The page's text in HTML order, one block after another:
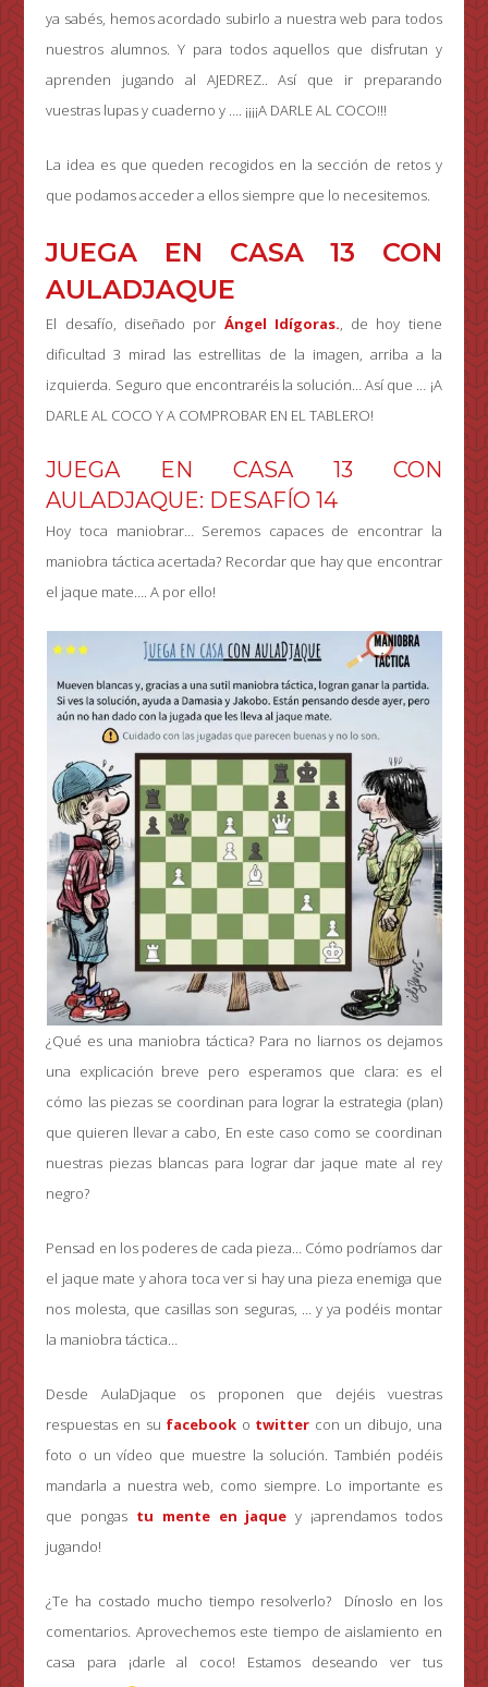
ya sabés, hemos acordado subirlo a nuestra web para todos
nuestros alumnos. Y para todos aquellos que disfrutan y
aprenden jugando al AJEDREZ.. Así que ir preparando
vuestras lupas y cuaderno y …. ¡¡¡¡A DARLE AL COCO!!!
La idea es que queden recogidos en la sección de retos y
que podamos acceder a ellos siempre que lo necesitemos.
JUEGA EN CASA 13 CON
AULADJAQUE
El desafío, diseñado por Ángel Idígoras., de hoy tiene
dificultad 3 mirad las estrellitas de la imagen, arriba a la
izquierda. Seguro que encontraréis la solución… Así que … ¡A
DARLE AL COCO Y A COMPROBAR EN EL TABLERO!
JUEGA EN CASA 13 CON
AULADJAQUE: DESAFÍO 14
Hoy toca maniobrar… Seremos capaces de encontrar la
maniobra táctica acertada? Recordar que hay que encontrar
el jaque mate…. A por ello!
¿Qué es una maniobra táctica? Para no liarnos os dejamos
una explicación breve pero esperamos que clara: es el
cómo las piezas se coordinan para lograr la estrategia (plan)
que quieren llevar a cabo, En este caso como se coordinan
nuestras piezas blancas para lograr dar jaque mate al rey
negro?
Pensad en los poderes de cada pieza… Cómo podríamos dar
el jaque mate y ahora toca ver si hay una pieza enemiga que
nos molesta, que casillas son seguras, … y ya podéis montar
la maniobra táctica…
Desde AulaDjaque os proponen que dejéis vuestras
respuestas en su facebook o twitter con un dibujo, una
foto o un vídeo que muestre la solución. También podéis
mandarla a nuestra web, como siempre. Lo importante es
que pongas tu mente en jaque y ¡aprendamos todos
jugando!
¿Te ha costado mucho tiempo resolverlo? Dínoslo en los
comentarios. Aprovechemos este tiempo de aislamiento en
casa para ¡darle al coco! Estamos deseando ver tus